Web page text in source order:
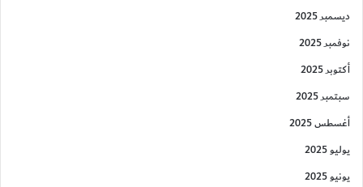
ديسمبر 2025
نوفمبر 2025
أكتوبر 2025
سبتمبر 2025
أغسطس 2025
يوليو 2025
يونيو 2025